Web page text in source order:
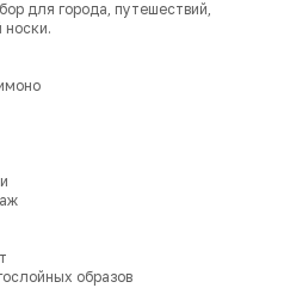
для города, путешествий,
носки.
образов